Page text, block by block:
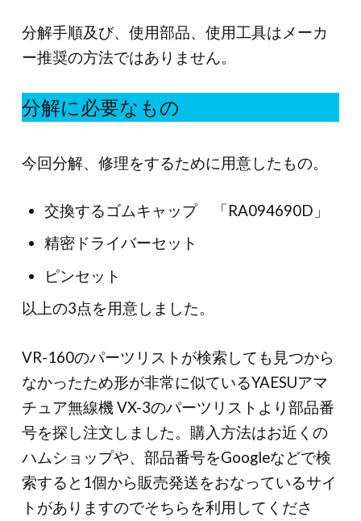
分解手順及び、使用部品、使用工具はメーカ
ー推奨の方法ではありません。
分解に必要なもの
今回分解、修理をするために用意したもの。
交換するゴムキャップ 「RA094690D」
精密ドライバーセット
ピンセット
以上の3点を用意しました。
VR-160のパーツリストが検索しても見つから
なかったため形が非常に似ているYAESUアマ
チュア無線機 VX-3のパーツリストより部品番
号を探し注文しました。購入方法はお近くの
ハムショップや、部品番号をGoogleなどで検
索すると1個から販売発送をおなっているサイ
トがありますのでそちらを利用してくださ